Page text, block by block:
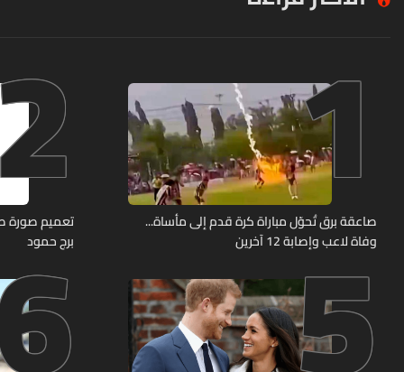
1
صاعقة برق تُحوّل مباراة كرة قدم إلى مأساة...
وفاة لاعب وإصابة 12 آخرين
برج حمود